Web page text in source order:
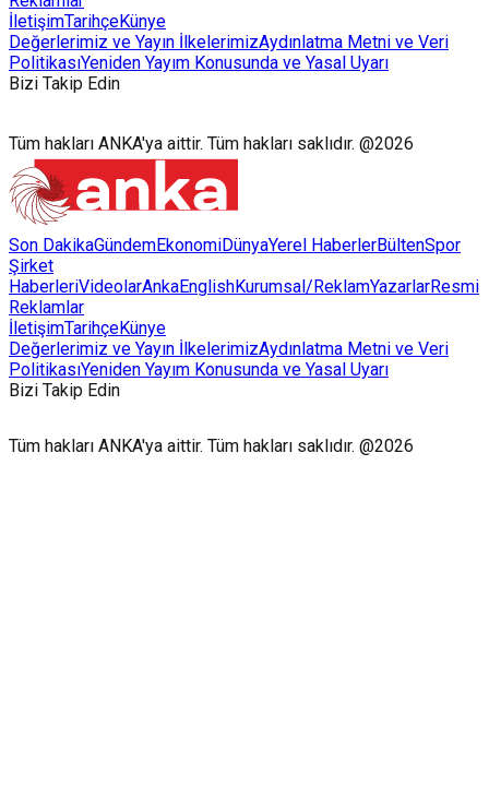
İletişimTarihçeKünye
Değerlerimiz ve Yayın İlkelerimizAydınlatma Metni ve Veri
PolitikasıYeniden Yayım Konusunda ve Yasal Uyarı
Bizi Takip Edin
Tüm hakları ANKA'ya aittir. Tüm hakları saklıdır. @2026
Son DakikaGündemEkonomiDünyaYerel HaberlerBültenSpor
Şirket
HaberleriVideolarAnkaEnglishKurumsal/ReklamYazarlarResmi
Reklamlar
İletişimTarihçeKünye
Değerlerimiz ve Yayın İlkelerimizAydınlatma Metni ve Veri
PolitikasıYeniden Yayım Konusunda ve Yasal Uyarı
Bizi Takip Edin
Tüm hakları ANKA'ya aittir. Tüm hakları saklıdır. @2026